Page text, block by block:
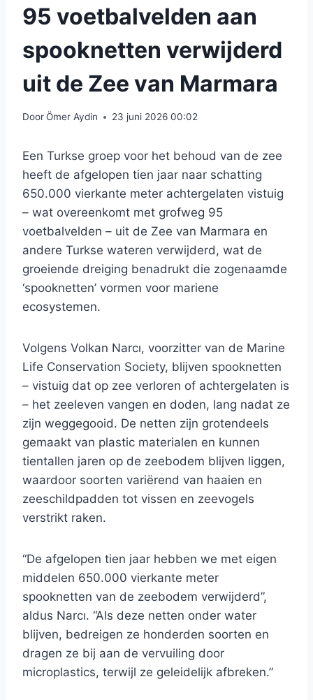
95 voetbalvelden aan
spooknetten verwijderd
uit de Zee van Marmara
DoorÖmer Aydin 23 juni 2026 00:02
Een Turkse groep voor het behoud van de zee
heeft de afgelopen tien jaar naar schatting
650.000 vierkante meter achtergelaten vistuig
– wat overeenkomt met grofweg 95
voetbalvelden – uit de Zee van Marmara en
andere Turkse wateren verwijderd, wat de
groeiende dreiging benadrukt die zogenaamde
‘spooknetten’ vormen voor mariene
ecosystemen.
Volgens Volkan Narcı, voorzitter van de Marine
Life Conservation Society, blijven spooknetten
– vistuig dat op zee verloren of achtergelaten is
– het zeeleven vangen en doden, lang nadat ze
zijn weggegooid. De netten zijn grotendeels
gemaakt van plastic materialen en kunnen
tientallen jaren op de zeebodem blijven liggen,
waardoor soorten variërend van haaien en
zeeschildpadden tot vissen en zeevogels
verstrikt raken.
“De afgelopen tien jaar hebben we met eigen
middelen 650.000 vierkante meter
spooknetten van de zeebodem verwijderd”,
aldus Narcı. “Als deze netten onder water
blijven, bedreigen ze honderden soorten en
dragen ze bij aan de vervuiling door
microplastics, terwijl ze geleidelijk afbreken.”